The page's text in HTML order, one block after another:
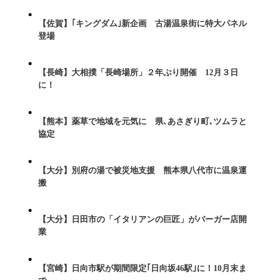
【佐賀】｢キングダム｣新企画 古湯温泉街に特大パネル
登場
【長崎】大相撲「長崎場所」２年ぶり開催 12月３日
に！
【熊本】薬草で地域を元気に 県､あさぎり町､ツムラと
協定
【大分】別府の湯で被災地支援 熊本県八代市に温泉運
搬
【大分】日田市の「イタリアンの巨匠」がバーガー店開
業
【宮崎】日向市駅が期間限定｢日向坂46駅｣に！10月末ま